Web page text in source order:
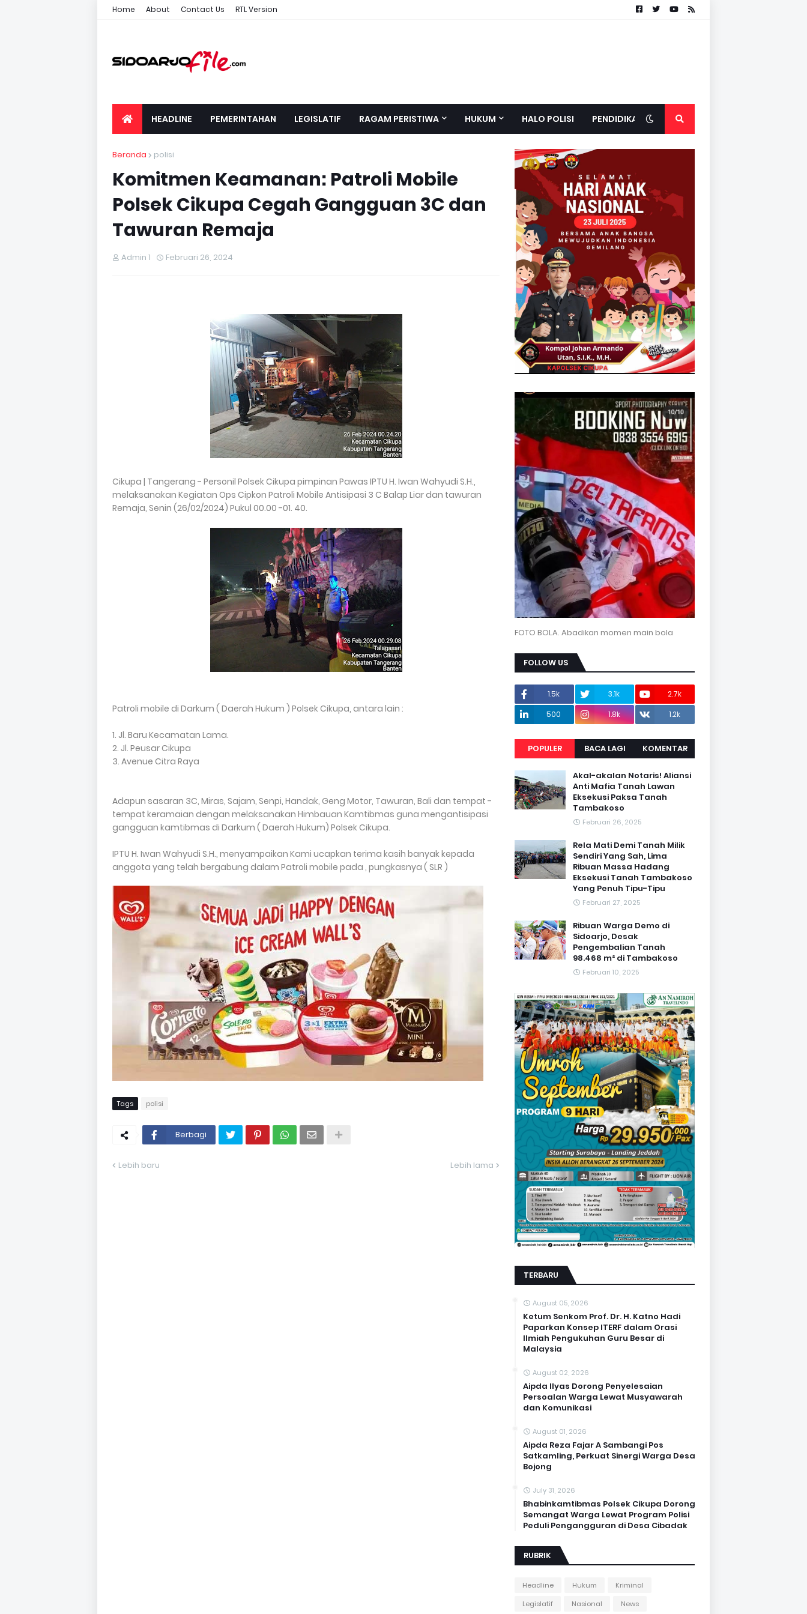
Home About Contact Us RTL Version
HEADLINE PEMERINTAHAN LEGISLATIF RAGAM PERISTIWA HUKUM HALO POLISI PENDIDIKAN
Beranda polisi
Komitmen Keamanan: Patroli Mobile
Polsek Cikupa Cegah Gangguan 3C dan
Tawuran Remaja
Admin 1 Februari 26, 2024
Cikupa | Tangerang - Personil Polsek Cikupa pimpinan Pawas IPTU H. Iwan Wahyudi S.H.,
melaksanakan Kegiatan Ops Cipkon Patroli Mobile Antisipasi 3 C Balap Liar dan tawuran
Remaja, Senin (26/02/2024) Pukul 00.00 -01. 40.
Patroli mobile di Darkum ( Daerah Hukum ) Polsek Cikupa, antara lain :
1. Jl. Baru Kecamatan Lama.
2. Jl. Peusar Cikupa
3. Avenue Citra Raya
Adapun sasaran 3C, Miras, Sajam, Senpi, Handak, Geng Motor, Tawuran, Bali dan tempat -
tempat keramaian dengan melaksanakan Himbauan Kamtibmas guna mengantisipasi
gangguan kamtibmas di Darkum ( Daerah Hukum) Polsek Cikupa.
IPTU H. Iwan Wahyudi S.H., menyampaikan Kami ucapkan terima kasih banyak kepada
anggota yang telah bergabung dalam Patroli mobile pada , pungkasnya ( SLR )
Tags polisi
Berbagi
Lebih baru Lebih lama
FOTO BOLA. Abadikan momen main bola
FOLLOW US
1.5k 3.1k
2.7k
500
1.8k 1.2k
POPULER BACA LAGI KOMENTAR
Akal-akalan Notaris! Aliansi
Anti Mafia Tanah Lawan
Eksekusi Paksa Tanah
Tambakoso
Februari 26, 2025
Rela Mati Demi Tanah Milik
Sendiri Yang Sah, Lima
Ribuan Massa Hadang
Eksekusi Tanah Tambakoso
Yang Penuh Tipu-Tipu
Februari 27, 2025
Ribuan Warga Demo di
Sidoarjo, Desak
Pengembalian Tanah
98.468 m² di Tambakoso
Februari 10, 2025
TERBARU
August 05, 2026
Ketum Senkom Prof. Dr. H. Katno Hadi
Paparkan Konsep ITERF dalam Orasi
Ilmiah Pengukuhan Guru Besar di
Malaysia
August 02, 2026
Aipda Ilyas Dorong Penyelesaian
Persoalan Warga Lewat Musyawarah
dan Komunikasi
August 01, 2026
Aipda Reza Fajar A Sambangi Pos
Satkamling, Perkuat Sinergi Warga Desa
Bojong
July 31, 2026
Bhabinkamtibmas Polsek Cikupa Dorong
Semangat Warga Lewat Program Polisi
Peduli Pengangguran di Desa Cibadak
RUBRIK
Headline Hukum
Kriminal
Legislatif
Nasional News